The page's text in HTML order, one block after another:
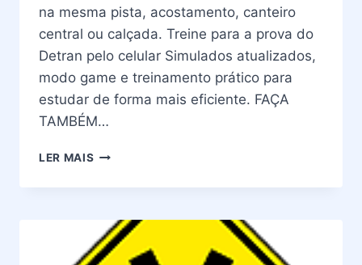
na mesma pista, acostamento, canteiro
central ou calçada. Treine para a prova do
Detran pelo celular Simulados atualizados,
modo game e treinamento prático para
estudar de forma mais eficiente. FAÇA
TAMBÉM…
LER MAIS PLACAS
TRÂNSITO
SIGNIFICADO
DA
PLACA